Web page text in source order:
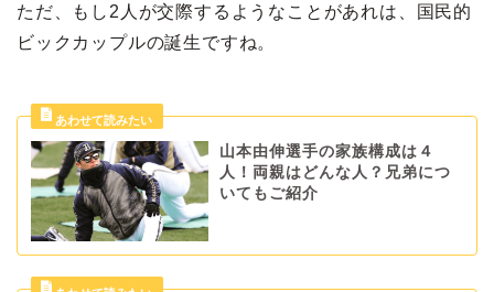
ただ、もし2人が交際するようなことがあれは、国民的
ビックカップルの誕生ですね。
山本由伸選手の家族構成は４
人！両親はどんな人？兄弟につ
いてもご紹介